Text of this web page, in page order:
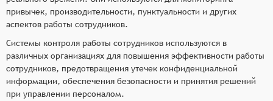
Контроль соблюдения рабочего графика.
Отслеживание использования рабочего
Контроль использования производственных
ресурсов (помещений, активов,
вычислительной техники, информационных
систем).
привычек, производительности, пунктуальности и других
аспектов работы сотрудников.
Системы контроля работы сотрудников используются в
различных организациях для повышения эффективности работы
сотрудников, предотвращения утечек конфиденциальной
информации, обеспечения безопасности и принятия решений
при управлении персоналом.